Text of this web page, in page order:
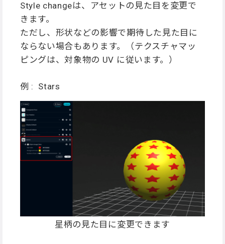
Style changeは、アセットの見た目を変更で
きます。
ただし、形状などの影響で期待した見た目に
ならない場合もあります。（テクスチャマッ
ピングは、対象物の UV に従います。）
例 : Stars
星柄の見た目に変更できます